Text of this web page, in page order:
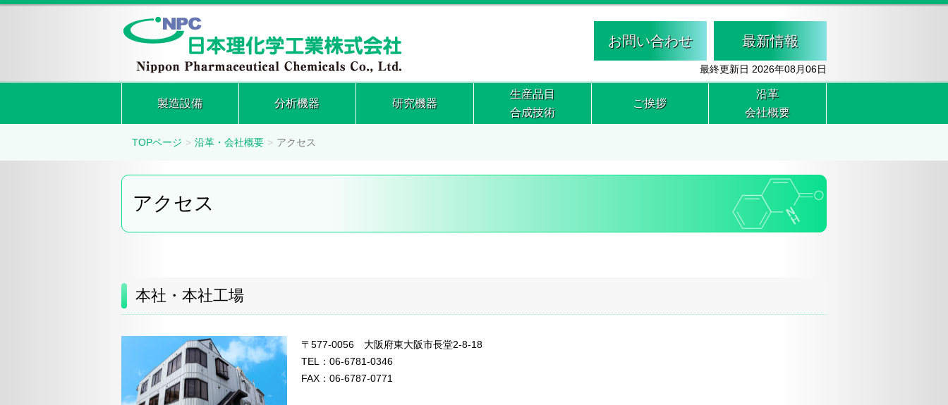
お問い合わせ 最新情報
最終更新日 2026年08月06日
製造設備 分析機器 研究機器
生産品目
合成技術
ご挨拶
沿革
会社概要
TOPページ 沿革・会社概要 アクセス
アクセス
本社・本社工場
〒577-0056 大阪府東大阪市長堂2-8-18
TEL： 06-6781-0346
FAX：06-6787-0771